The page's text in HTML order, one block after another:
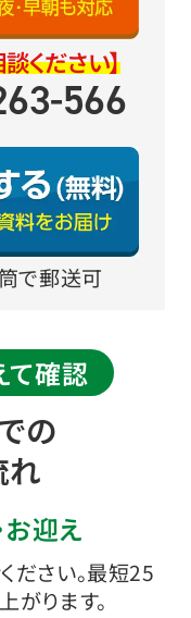
ください】
566
で郵送可
て確認
の
れ
お迎え
ださい。最短25
がります。